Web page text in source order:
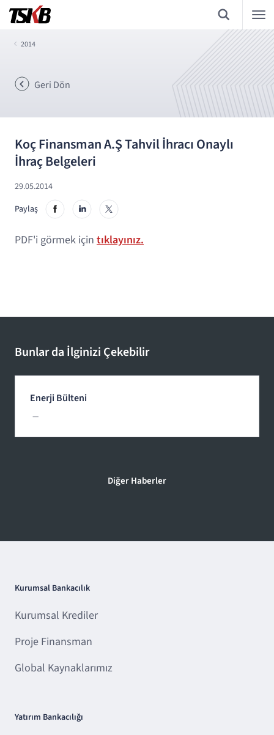
2014
Geri Dön
Koç Finansman A.Ş Tahvil İhracı Onaylı
İhraç Belgeleri
29.05.2014
Paylaş
PDF'i görmek için tıklayınız.
Bunlar da İlginizi Çekebilir
Enerji Bülteni
—
Diğer Haberler
Kurumsal Bankacılık
Kurumsal Krediler
Proje Finansman
Global Kaynaklarımız
Yatırım Bankacılığı